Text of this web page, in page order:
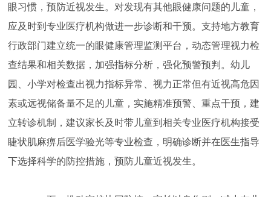
眼习惯，预防近视发生。对发现有其他眼健康问题的儿童，
应及时到专业医疗机构做进一步诊断和干预。支持地方教育
行政部门建立统一的眼健康管理监测平台，动态管理视力检
查结果和相关数据，加强指标分析，强化预警预判。幼儿
园、小学对检查出视力指标异常、视力正常但有近视高危因
素或远视储备量不足的儿童，实施精准预警、重点干预，建
立转诊机制，建议家长及时带儿童到相关专业医疗机构接受
睫状肌麻痹后医学验光等专业检查，明确诊断并在医生指导
下选择科学的防控措施，预防儿童近视发生。